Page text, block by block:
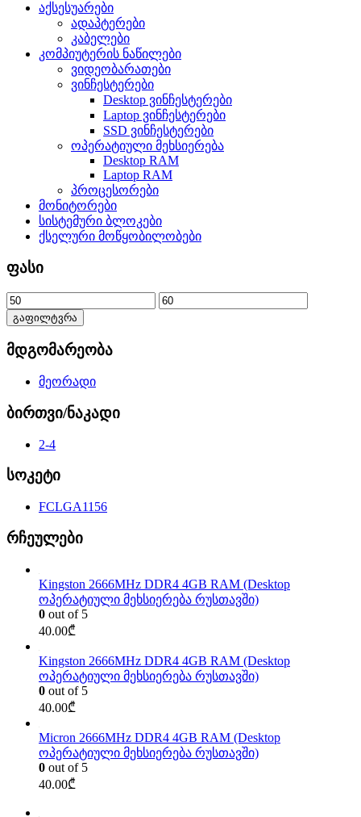
აქსესუარები
ადაპტერები
კაბელები
კომპიუტერის ნაწილები
ვიდეობარათები
ვინჩესტერები
Desktop ვინჩესტერები
Laptop ვინჩესტერები
SSD ვინჩესტერები
ოპერატიული მეხსიერება
Desktop RAM
Laptop RAM
პროცესორები
მონიტორები
სისტემური ბლოკები
ქსელური მოწყობილობები
ფასი
გაფილტვრა
მდგომარეობა
მეორადი
ბირთვი/ნაკადი
2-4
სოკეტი
FCLGA1156
რჩეულები
Kingston 2666MHz DDR4 4GB RAM (Desktop
ოპერატიული მეხსიერება რუსთავში)
0 out of 5
40.00₾
Kingston 2666MHz DDR4 4GB RAM (Desktop
ოპერატიული მეხსიერება რუსთავში)
0 out of 5
40.00₾
Micron 2666MHz DDR4 4GB RAM (Desktop
ოპერატიული მეხსიერება რუსთავში)
0 out of 5
40.00₾